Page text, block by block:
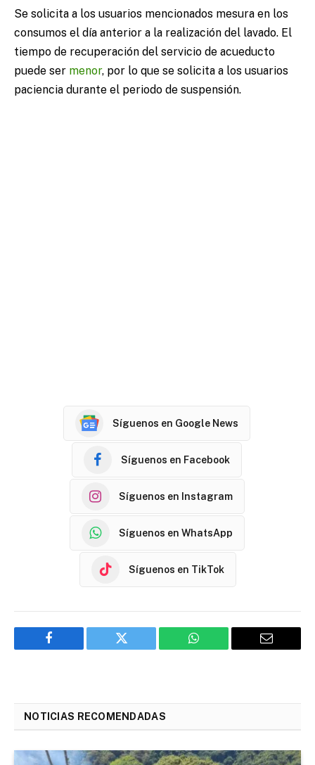
Se solicita a los usuarios mencionados mesura en los
consumos el día anterior a la realización del lavado. El
tiempo de recuperación del servicio de acueducto
puede ser menor, por lo que se solicita a los usuarios
paciencia durante el periodo de suspensión.
Síguenos en Google News
Síguenos en Facebook
Síguenos en Instagram
Síguenos en WhatsApp
Síguenos en TikTok
Facebook Twitter WhatsApp Email
NOTICIAS RECOMENDADAS